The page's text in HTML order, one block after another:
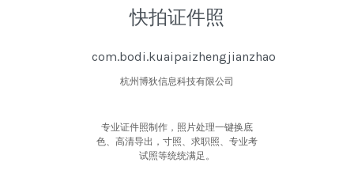
快拍证件照
com.bodi.kuaipaizhengjianzhao
杭州博狄信息科技有限公司
专业证件照制作，照片处理一键换底
色、高清导出，寸照、求职照、专业考
试照等统统满足。